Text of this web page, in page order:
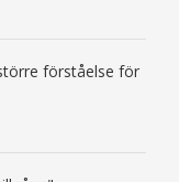
förståelse för